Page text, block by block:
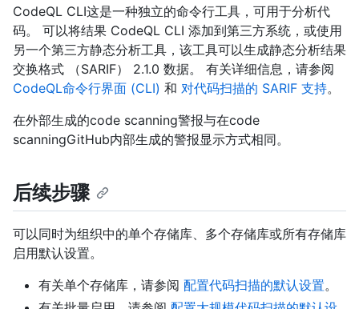
CodeQL CLI这是一种独立的命令行工具，可用于分析代
码。 可以将结果 CodeQL CLI 添加到第三方系统，或使用
另一个第三方静态分析工具，该工具可以生成静态分析结果
交换格式 （SARIF） 2.1.0 数据。 有关详细信息，请参阅
CodeQL命令行界面 (CLI) 和 对代码扫描的 SARIF 支持。
在外部生成的code scanning警报与在code
scanningGitHub内部生成的警报显示方式相同。
后续步骤
可以同时为组织中的单个存储库、多个存储库或所有存储库
启用默认设置。
有关单个存储库，请参阅 配置代码扫描的默认设置。